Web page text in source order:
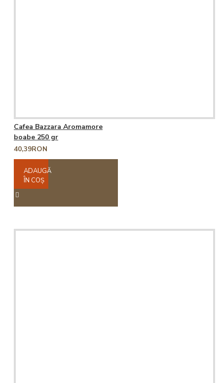
Cafea Bazzara Aromamore
boabe 250 gr
40,39RON
ADAUGĂ
ÎN COŞ